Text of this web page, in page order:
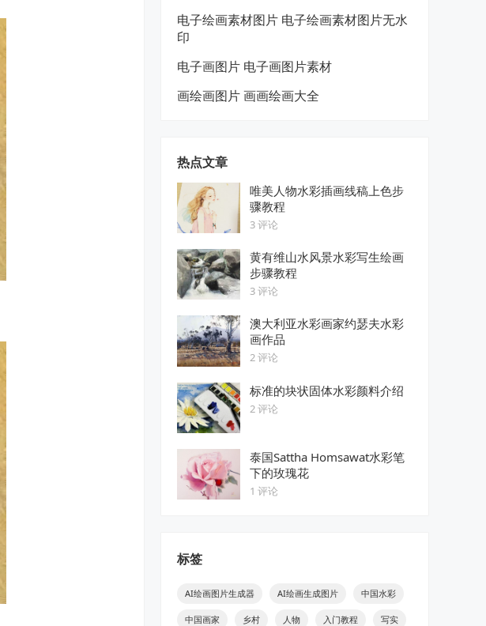
电子绘画素材图片 电子绘画素材图片无水
印
电子画图片 电子画图片素材
画绘画图片 画画绘画大全
热点文章
唯美人物水彩插画线稿上色步
骤教程
3 评论
黄有维山水风景水彩写生绘画
步骤教程
3 评论
澳大利亚水彩画家约瑟夫水彩
画作品
2 评论
标准的块状固体水彩颜料介绍
2 评论
泰国Sattha Homsawat水彩笔
下的玫瑰花
1 评论
标签
AI绘画图片生成器 AI绘画生成图片 中国水彩
中国画家 乡村 人物 入门教程 写实